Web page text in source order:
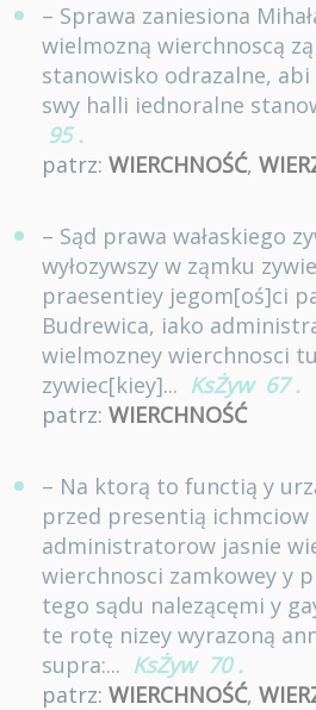
– Sprawa zaniesiona
wielmozną wierchnoscą
stanowisko odrazalne,
swy halli iednoralne
95 .
patrz: WIERCHNOŚĆ,
– Sąd prawa wałaskiego
wyłozywszy w ząmku
praesentiey jegom[oś]ci
Budrewica, iako
wielmozney wierchnosci
zywiec[kiey]... KsŻyw 67 .
patrz: WIERCHNOŚĆ
– Na ktorą to functią y
przed presentią ichmciow
administratorow jasnie
wierchnosci zamkowey y
tego sądu nalezącęmi y
te rotę nizey wyrazoną
supra:... KsŻyw 70 .
patrz: WIERCHNOŚĆ,